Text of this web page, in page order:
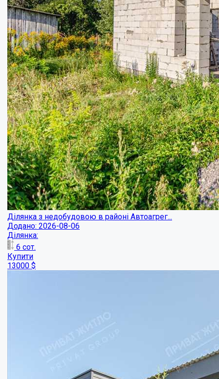
Ділянка з недобудовою в районі Автоагрег...
Додано: 2026-08-06
Ділянка:
6 сот.
Купити
13000 $